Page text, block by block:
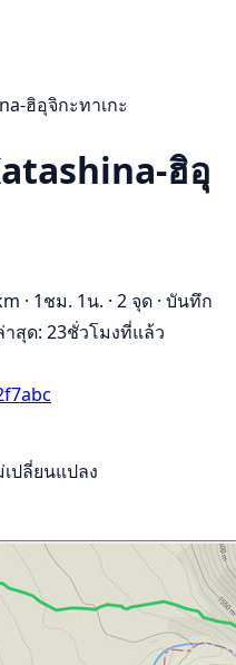
ฮิอุจิกะทาเกะ
ฮิอุ
· 1ชม. 1น. · 2 จุด · บันทึก
าสุด: 23ชั่วโมงที่แล้ว
ปลี่ยนแปลง